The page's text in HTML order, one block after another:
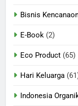
Bisnis
E-Book (2)
Eco Product (65)
Hari Keluarga
Indonesia